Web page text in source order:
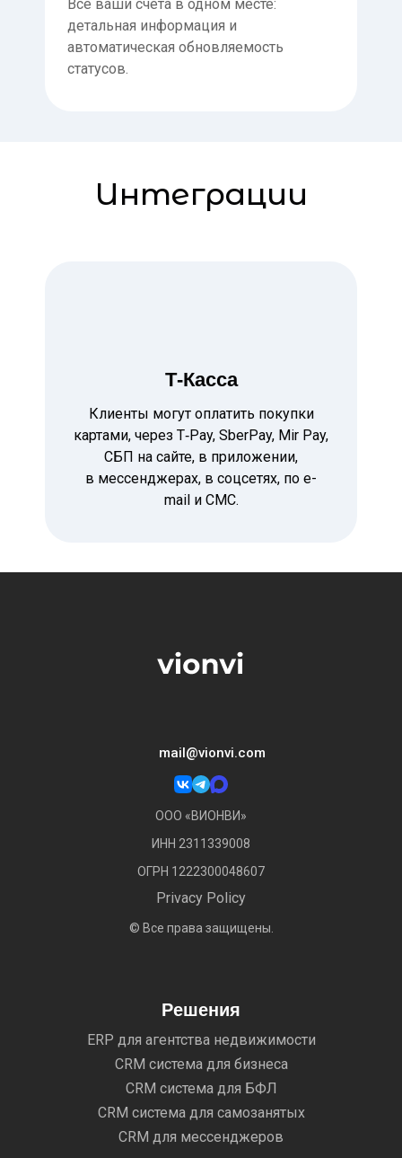
Все ваши счета в одном месте:
детальная информация и
автоматическая обновляемость
статусов.
Интеграции
Т-Касса
Клиенты могут оплатить покупки
картами, через T‑Pay, SberPay, Mir Pay,
СБП на сайте, в приложении,
в мессенджерах, в соцсетях, по e-
mail и СМС.
mail@vionvi.com
ООО «ВИОНВИ»
ИНН 2311339008
ОГРН 1222300048607
Privacy Policy
© Все права защищены.
Решения
ERP для агентства недвижимости
CRM система для бизнеса
CRM система для БФЛ
CRM система для самозанятых
CRM для мессенджеров